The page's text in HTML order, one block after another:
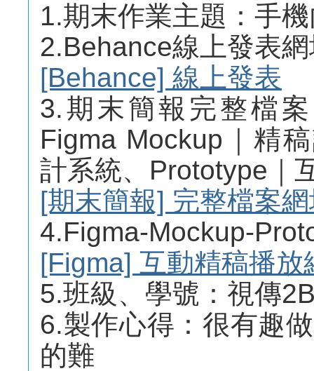
1.期末作業主題：手
2.Behance線上發表
[Behance] 線上發表
3.期末簡報完整檔
Figma Mockup｜精
計系統、Prototype｜
[期末簡報] 完整檔案
4.Figma-Mockup-
[Figma] 互動精稿播放
5.班級、學號：視傳
6.製作心得：很有趣
的難